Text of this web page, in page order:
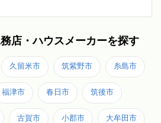
店・ハウスメーカーを探す
久留米市 筑紫野市 糸島市
福津市 春日市 筑後市
古賀市 小郡市 大牟田市